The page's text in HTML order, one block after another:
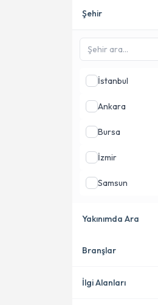
Şehir
İstanbul
Ankara
Bursa
İzmir
Samsun
Yakınımda Ara
Konumuma yakın
Branşlar
İlgi Alanları